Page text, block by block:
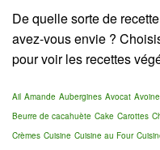
De quelle sorte de
avez-vous envie ?
pour voir les recettes
Ail Amande Aubergines Avocat Avoine
Beurre de cacahuète Cake Carottes
Crèmes Cuisine Cuisine au Four